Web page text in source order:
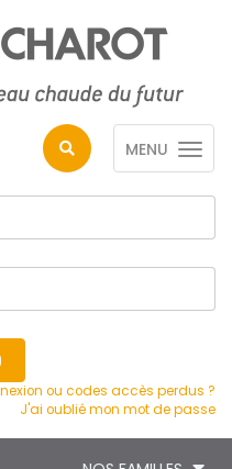
MENU
ou codes accès perdus ?
J'ai oublié mon mot de passe